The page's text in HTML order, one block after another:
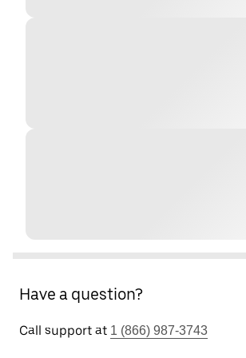
Have a question?
Call support at 1 (866) 987-3743